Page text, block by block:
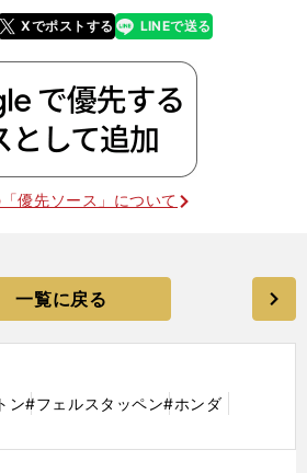
Xでポストする
line LINEで送る
優先ソース」について
一覧に戻る
ン#フェルスタッペン#ホンダ